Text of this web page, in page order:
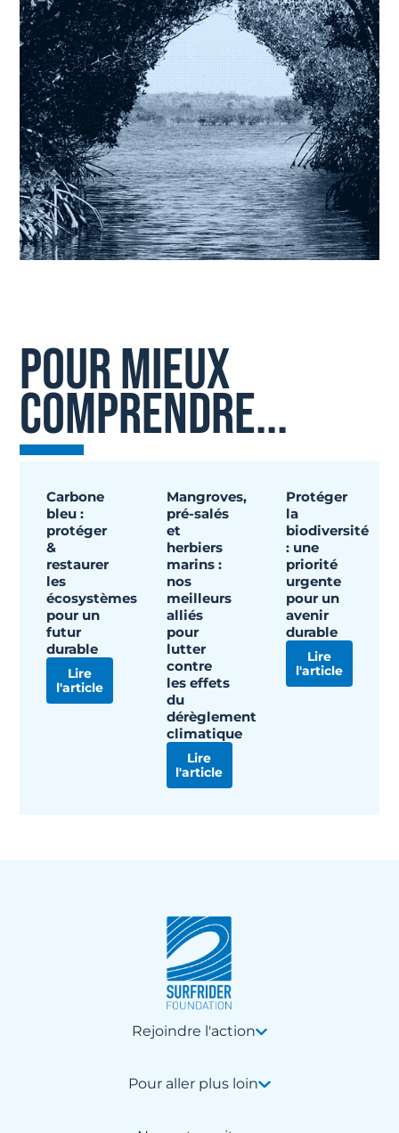
POUR MIEUX
COMPRENDRE...
Carbone
bleu :
protéger
&
restaurer
les
écosystèmes
pour un
futur
durable
Lire
l'article
Mangroves,
pré-salés
et
herbiers
marins :
nos
meilleurs
alliés
pour
lutter
contre
les effets
du
dérèglement
climatique
Lire
l'article
Protéger
la
biodiversité
: une
priorité
urgente
pour un
avenir
durable
Lire
l'article
Rejoindre l'action
Pour aller plus loin